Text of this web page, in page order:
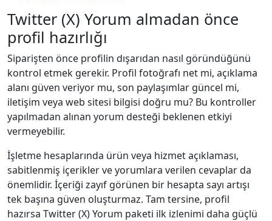
Twitter (X) Yorum almadan önce
profil hazırlığı
Siparişten önce profilin dışarıdan nasıl göründüğünü
kontrol etmek gerekir. Profil fotoğrafı net mi, açıklama
alanı güven veriyor mu, son paylaşımlar güncel mi,
iletişim veya web sitesi bilgisi doğru mu? Bu kontroller
yapılmadan alınan yorum desteği beklenen etkiyi
vermeyebilir.
İşletme hesaplarında ürün veya hizmet açıklaması,
sabitlenmiş içerikler ve yorumlara verilen cevaplar da
önemlidir. İçeriği zayıf görünen bir hesapta sayı artışı
tek başına güven oluşturmaz. Tam tersine, profil
hazırsa Twitter (X) Yorum paketi ilk izlenimi daha güçlü